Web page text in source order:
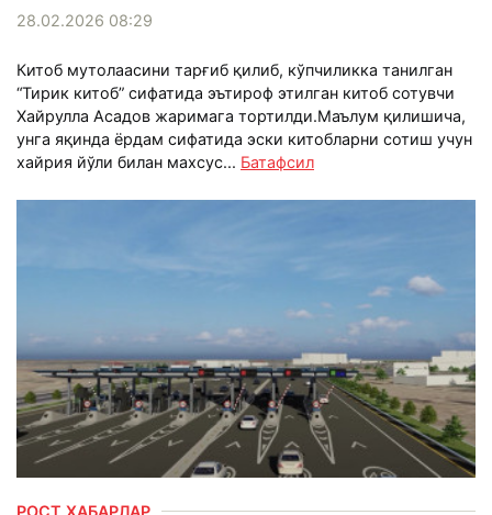
28.02.2026 08:29
Китоб мутолаасини тарғиб қилиб, кўпчиликка танилган
“Тирик китоб” сифатида эътироф этилган китоб сотувчи
Хайрулла Асадов жаримага тортилди.Маълум қилишича,
унга яқинда ёрдам сифатида эски китобларни сотиш учун
хайрия йўли билан махсус... Батафсил
РОСТ ХАБАРЛАР